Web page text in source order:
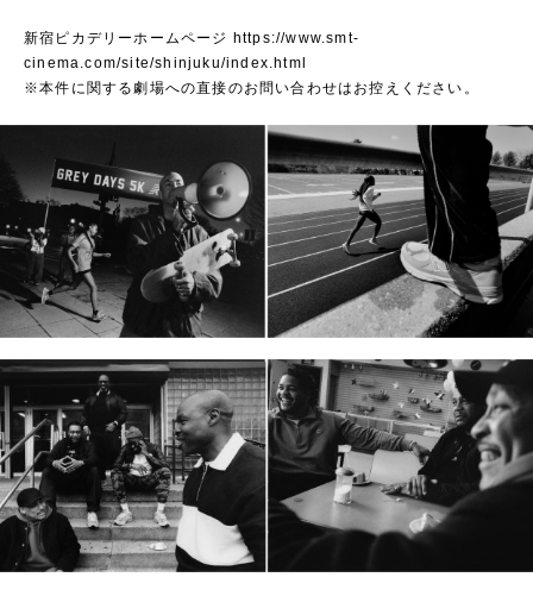
新宿ピカデリーホームページ https://www.smt-
cinema.com/site/shinjuku/index.html
※本件に関する劇場への直接のお問い合わせはお控えください。